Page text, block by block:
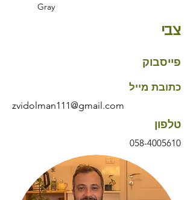
Gray
צבי
פייסבוק
כתובת מייל
zvidolman111@gmail.com
טלפון
058-4005610